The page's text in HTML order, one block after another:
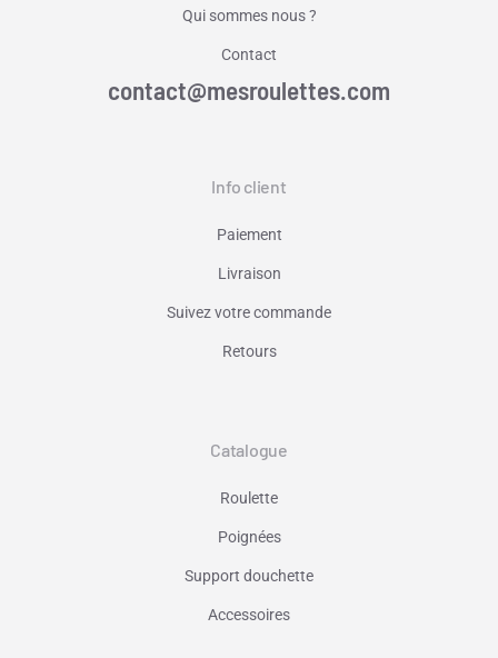
Qui sommes nous ?
Contact
contact@mesroulettes.com
Info client
Paiement
Livraison
Suivez votre commande
Retours
Catalogue
Roulette
Poignées
Support douchette
Accessoires